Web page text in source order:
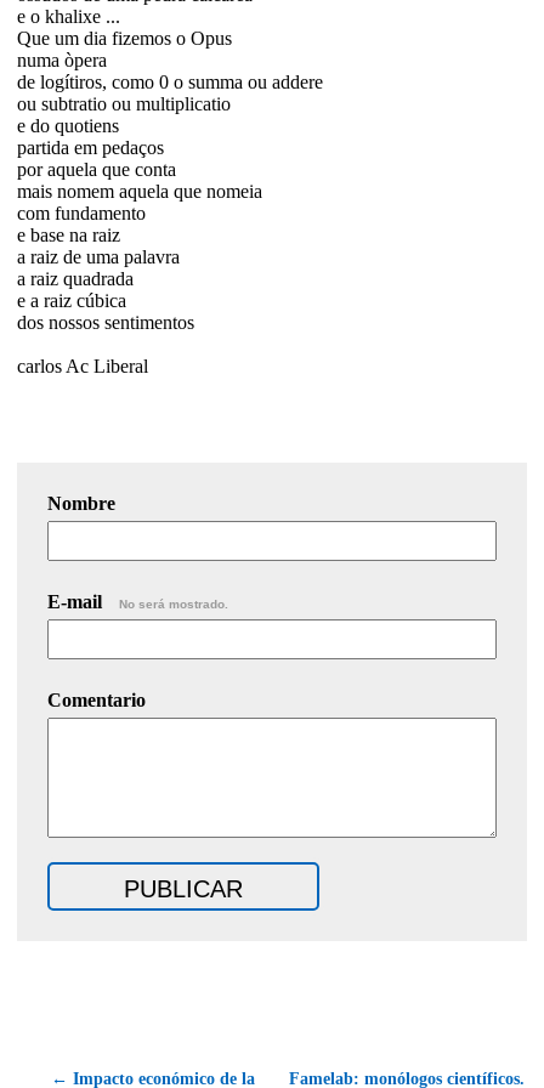
e o khalixe ...
Que um dia fizemos o Opus
numa òpera
de logítiros, como 0 o summa ou addere
ou subtratio ou multiplicatio
e do quotiens
partida em pedaços
por aquela que conta
mais nomem aquela que nomeia
com fundamento
e base na raiz
a raiz de uma palavra
a raiz quadrada
e a raiz cúbica
dos nossos sentimentos
carlos Ac Liberal
Nombre
E-mail No será mostrado.
Comentario
← Impacto económico de la Famelab: monólogos científicos.